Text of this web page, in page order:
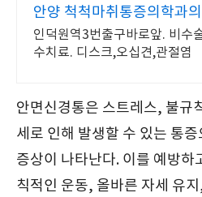
안양 척척마취통증의학과
인덕원역3번출구바로앞. 비수
수치료. 디스크,오십견,관절염
안면신경통은 스트레스, 불규
세로 인해 발생할 수 있는 통증
증상이 나타난다. 이를 예방하
칙적인 운동, 올바른 자세 유